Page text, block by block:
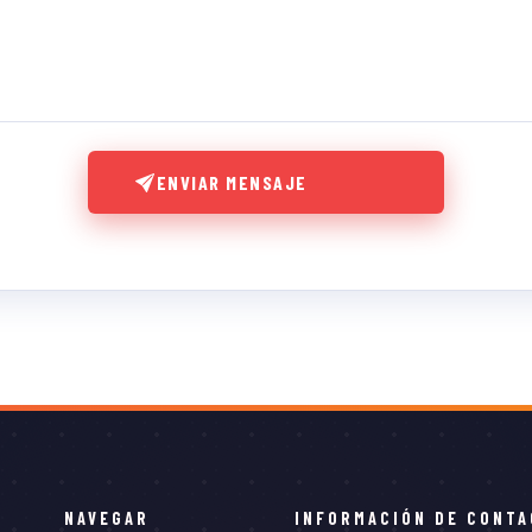
ENVIAR MENSAJE
NAVEGAR INFORMACIÓN DE